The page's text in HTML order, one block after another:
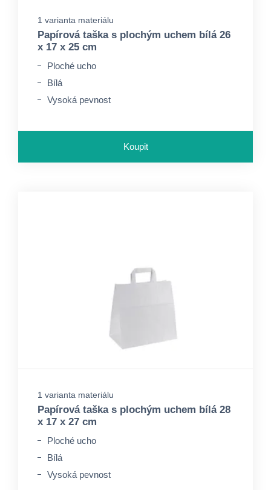
1 varianta materiálu
Papírová taška s plochým uchem bílá 26
x 17 x 25 cm
Ploché ucho
Bílá
Vysoká pevnost
Koupit
1 varianta materiálu
Papírová taška s plochým uchem bílá 28
x 17 x 27 cm
Ploché ucho
Bílá
Vysoká pevnost